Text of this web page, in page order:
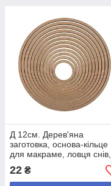
Д 12см. Дерев'яна
заготовка, основа-кільце
для макраме, ловця снів,
мобіля
22 ₴